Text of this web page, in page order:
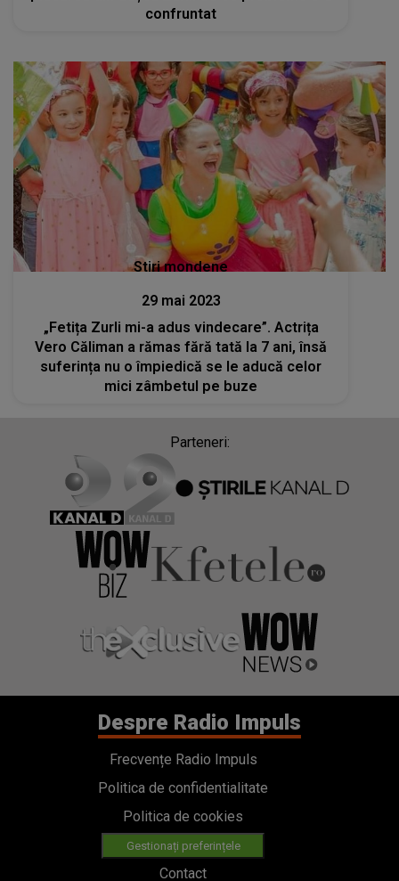
confruntat
Stiri mondene
29 mai 2023
„Fetița Zurli mi-a adus vindecare”. Actrița
Vero Căliman a rămas fără tată la 7 ani, însă
suferința nu o împiedică se le aducă celor
mici zâmbetul pe buze
Parteneri:
Despre Radio Impuls
Frecvențe Radio Impuls
Politica de confidentialitate
Politica de cookies
Gestionați preferințele
Contact